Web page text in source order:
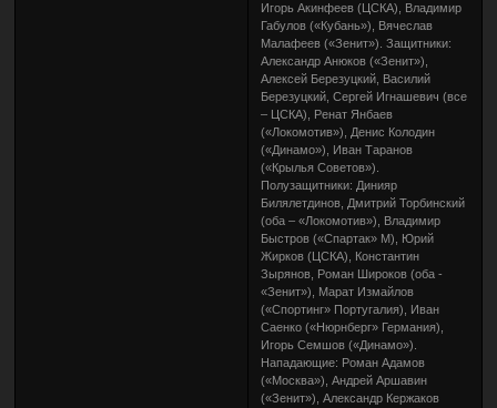
Игорь Акинфеев (ЦСКА), Владимир
Габулов («Кубань»), Вячеслав
Малафеев («Зенит»). Защитники:
Александр Анюков («Зенит»),
Алексей Березуцкий, Василий
Березуцкий, Сергей Игнашевич (все
– ЦСКА), Ренат Янбаев
(«Локомотив»), Денис Колодин
(«Динамо»), Иван Таранов
(«Крылья Советов»).
Полузащитники: Динияр
Билялетдинов, Дмитрий Торбинский
(оба – «Локомотив»), Владимир
Быстров («Спартак» М), Юрий
Жирков (ЦСКА), Константин
Зырянов, Роман Широков (оба -
«Зенит»), Марат Измайлов
(«Спортинг» Португалия), Иван
Саенко («Нюрнберг» Германия),
Игорь Семшов («Динамо»).
Нападающие: Роман Адамов
(«Москва»), Андрей Аршавин
(«Зенит»), Александр Кержаков